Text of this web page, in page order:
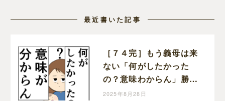
最近書いた記事
［７４完］もう義母は来
ない「何がしたかった
の？意味わからん」勝っ
た！クセ強義母に抗う嫁
2025年8月28日